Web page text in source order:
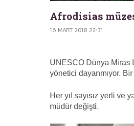
Afrodisias
16 MART 2018 22:31
UNESCO Dünya Miras
yönetici dayanmıyor.
Her yıl sayısız yerli ve
müdür değişti.